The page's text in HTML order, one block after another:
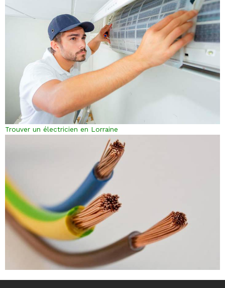
Trouver un électricien en Lorraine